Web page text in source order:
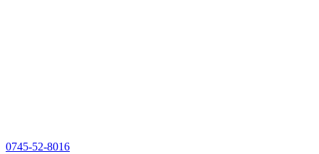
0745-52-8016